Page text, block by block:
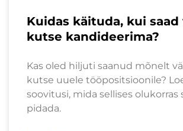
Kuidas käituda, kui
kutse kandideerima?
Kas oled hiljuti saanud mõnelt
kutse uuele tööpositsioonile?
soovitusi, mida sellises olukorras
pidada.